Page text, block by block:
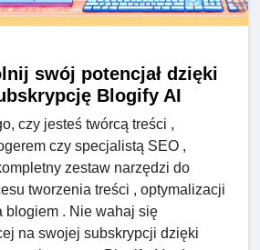
swój potencjał dzięki
Blogify AI
czy jesteś twórcą treści ,
czy specjalistą SEO ,
zestaw narzędzi do
tworzenia treści , optymalizacji
blogiem . Nie wahaj się
na swojej subskrypcji dzięki